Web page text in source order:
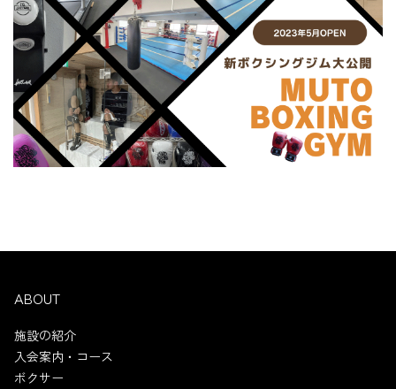
ABOUT
施設の紹介
入会案内・コース
ボクサー